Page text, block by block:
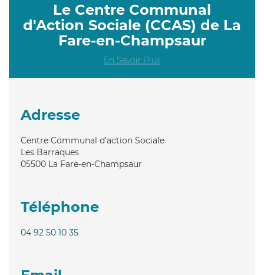
Le Centre Communal
d'Action Sociale (CCAS) de La
Fare-en-Champsaur
En Savoir Plus
Adresse
Centre Communal d'action Sociale
Les Barraques
05500 La Fare-en-Champsaur
Téléphone
04 92 50 10 35